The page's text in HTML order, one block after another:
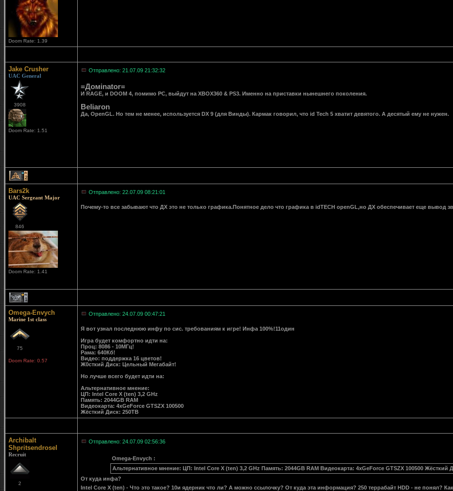
Doom Rate: 1.39
Jake Crusher
UAC General
3908
Doom Rate: 1.51
Отправлено: 21.07.09 21:32:32
=Домinator=
И RAGE, и DOOM 4, помимо PC, выйдут на XBOX360 & PS3. Именно на приставки нынешнего поколения.
Beliaron
Да, OpenGL. Но тем не менее, используется DX 9 (для Винды). Кармак говорил, что id Tech 5 хватит девятого. А десятый ему не нужен.
2
Bars2k
UAC Sergeant Major
846
Doom Rate: 1.41
Отправлено: 22.07.09 08:21:01
Почему-то все забывают что ДХ это не только графика.Понятное дело что графика в idTECH openGL,но ДХ обеспечивает еще вывод
1
Omega-Envych
Marine 1st class
75
Doom Rate: 0.57
Отправлено: 24.07.09 00:47:21
Я вот узнал последнюю инфу по сис. требованиям к игре! Инфа 100%!11один
Игра будет комфортно идти на:
Проц: 8086 - 10МГц!
Рама: 640Кб!
Видео: поддержка 16 цветов!
Ж0сткий Диск: Цельный Мегабайт!
Но лучше всего будет идти на:
Альтернативное мнение:
ЦП: Intel Core X (ten) 3,2 GHz
Память: 2044GB RAM
Видеокарта: 4xGeForce GTSZX 100500
Жёсткий Диск: 250ТB
Archibalt
Shpritsendrosel
Recruit
2
Отправлено: 24.07.09 02:56:36
Omega-Envych :
Альтернативное мнение: ЦП: Intel Core X (ten) 3,2 GHz Память: 2044GB RAM Видеокарта: 4xGeForce GTSZX 100500 Жёсткий
От куда инфа?
Intel Core X (ten) - Что это такое? 10и ядерник что ли? А можно ссылочку? От куда эта информация? 250 террабайт HDD - не понял?